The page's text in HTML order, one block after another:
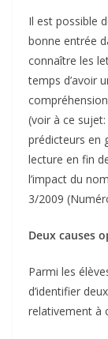
Il est possible
bonne entrée
connaître les
temps d’avoir
(voir à ce
prédicteurs en
lecture en fin
l’impact du
3/2009
Deux causes
Parmi les
d’identifier
relativement à